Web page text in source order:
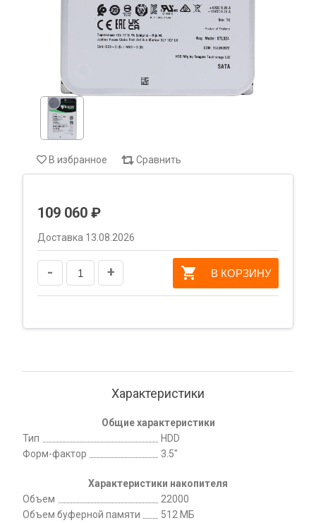
В избранное Сравнить
109 060 ₽
Доставка 13.08.2026
- + В КОРЗИНУ
Характеристики
Общие характеристики
Тип
HDD
Форм-фактор
3.5"
Характеристики накопителя
Объем
22000
Объем буферной памяти
512 МБ